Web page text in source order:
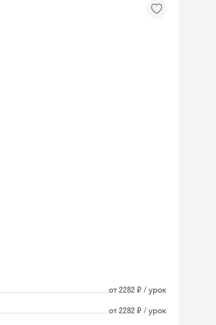
от 2282 ₽ / урок
от 2282 ₽ / урок